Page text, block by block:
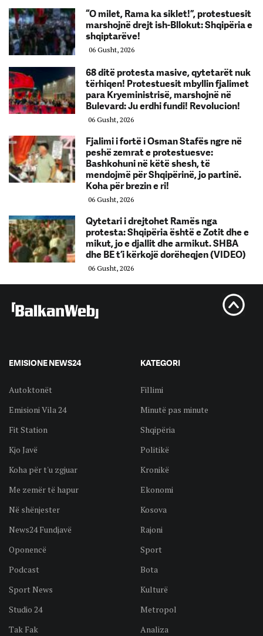
“O milet, Rama ka siklet!”, protestuesit
marshojnë drejt ish-Bllokut: Shqipëria e
shqiptarëve!
06 Gusht, 2026
68 ditë protesta masive, qytetarët nuk
tërhiqen! Protestuesit mbyllin fjalimet
para Kryeministrisë, marshojnë në
Bulevard: Ju erdhi fundi! Revolucion!
06 Gusht, 2026
Fjalimi i fortë i Osman Stafës ngre në
peshë zemrat e protestuesve:
Bashkohuni në këtë shesh, të
mendojmë për Shqipërinë, jo partinë.
Koha për brezin e ri!
06 Gusht, 2026
Qytetari i drejtohet Ramës nga
protesta: Shqipëria është e Zotit dhe e
mikut, jo e djallit dhe armikut. SHBA
dhe BE t’i kërkojë dorëheqjen (VIDEO)
06 Gusht, 2026
EMISIONE NEWS24
Autoktonët
Emisioni Vila 24
Fit Station
Kjo Javë
Koha për t'u zgjuar
Me zemër të hapur
Në shënjester
News24 Fundjavë
Oponencë
Podcast
Sport News
Studio 24
Tak Fak
KATEGORI
Fillimi
Minutë pas minute
Shqipëria
Politikë
Kronikë
Ekonomi
Kosova
Rajoni
Sport
Bota
Kulturë
Metropol
Analiza